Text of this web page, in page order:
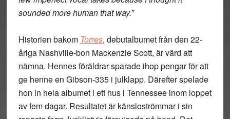
sounded more human that way.”
Historien bakom Torres, debutalbumet från den 22-
åriga Nashville-bon Mackenzie Scott, är värd att
nämna. Hennes föräldrar sparade ihop pengar för att
ge henne en Gibson-335 i julklapp. Därefter spelade
hon in hela albumet i ett hus i Tennessee inom loppet
av fem dagar. Resultatet är känsloströmmar i sin